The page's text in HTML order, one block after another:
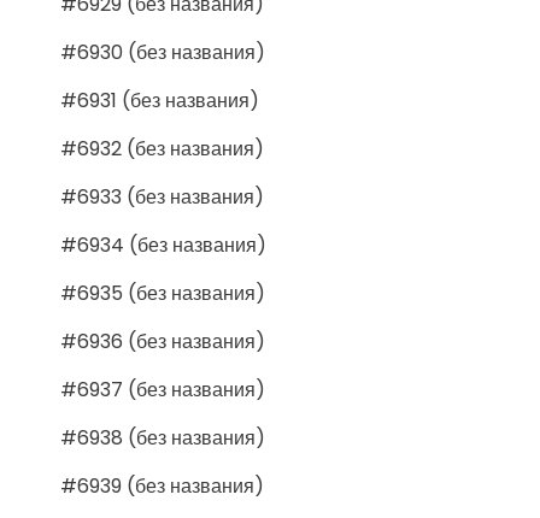
#6930 (без названия)
#6931 (без названия)
#6932 (без названия)
#6933 (без названия)
#6934 (без названия)
#6935 (без названия)
#6936 (без названия)
#6937 (без названия)
#6938 (без названия)
#6939 (без названия)